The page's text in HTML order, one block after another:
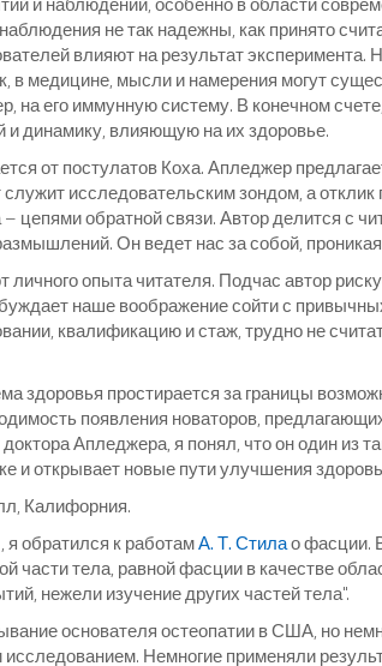
не так надежны, как принято
влияют на результат эксперимента.
в медицине, мысли и намерения могут
на его иммунную систему. В конечном
и динамику, влияющую на их здоровье.
от постулатов Коха. Апледжер
исследовательским зондом, а
обратной связи. Автор делится с
Он ведет нас за собой,
личного опыта читателя. Подчас автор
наше воображение сойти с
квалификацию и стаж, трудно не
здоровья простирается за границы
появления новаторов,
Апледжера, я понял, что он один из
и открывает новые пути улучшения
Калифорния.
обратился к работамА. Т. Стилао фасции.
части тела, равной фасции в качестве
нежели изучение других частей тела".
основателя остеопатии в США, но
Немногие применяли